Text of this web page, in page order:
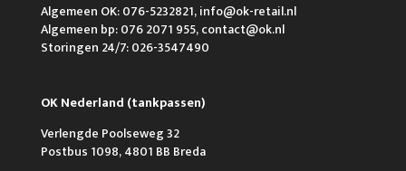
Algemeen OK: 076-5232821, info@ok-retail.nl
Algemeen bp: 076 2071 955, contact@ok.nl
Storingen 24/7: 026-3547490
OK Nederland (tankpassen)
Verlengde Poolseweg 32
Postbus 1098, 4801 BB Breda